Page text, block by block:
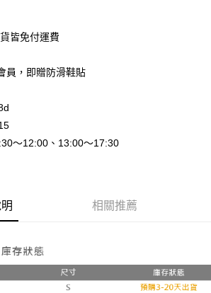
皆免付運費
員，即贈防滑鞋貼
～12:00、13:00～17:30
相關推薦